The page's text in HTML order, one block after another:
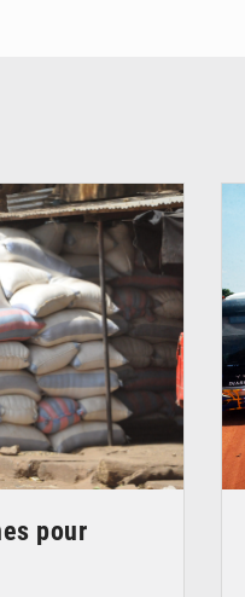
pour